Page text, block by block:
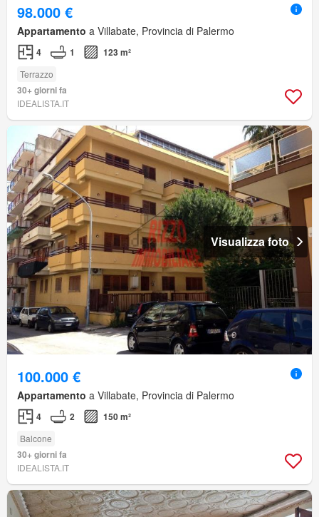
98.000 €
Appartamento a Villabate, Provincia di Palermo
4 1 123 m²
Terrazzo
30+ giorni fa
IDEALISTA.IT
Visualizza foto
100.000 €
Appartamento a Villabate, Provincia di Palermo
4 2 150 m²
Balcone
30+ giorni fa
IDEALISTA.IT